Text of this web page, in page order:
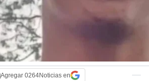
Agregar 0264Noticias en